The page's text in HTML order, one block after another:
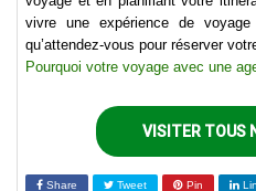
vivre une expérience de
qu’attendez-vous pour réserver
Pourquoi votre voyage avec une
VISITER TOUS
Share Tweet Pin